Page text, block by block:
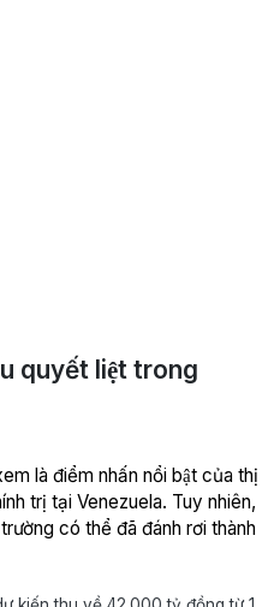
quyết liệt trong
là điểm nhấn nổi bật của thị
trị tại Venezuela. Tuy nhiên,
có thể đã đánh rơi thành